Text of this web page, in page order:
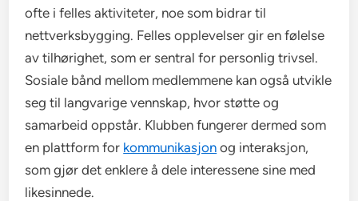
ofte i felles aktiviteter, noe som bidrar til
nettverksbygging. Felles opplevelser gir en følelse
av tilhørighet, som er sentral for personlig trivsel.
Sosiale bånd mellom medlemmene kan også utvikle
seg til langvarige vennskap, hvor støtte og
samarbeid oppstår. Klubben fungerer dermed som
en plattform for kommunikasjon og interaksjon,
som gjør det enklere å dele interessene sine med
likesinnede.